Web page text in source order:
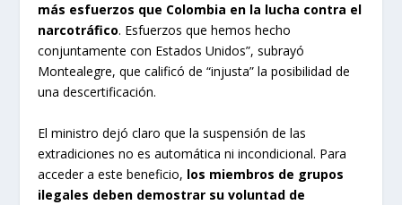
más esfuerzos que Colombia en la lucha contra el
narcotráfico. Esfuerzos que hemos hecho
conjuntamente con Estados Unidos”, subrayó
Montealegre, que calificó de “injusta” la posibilidad de
una descertificación.
El ministro dejó claro que la suspensión de las
extradiciones no es automática ni incondicional. Para
acceder a este beneficio, los miembros de grupos
ilegales deben demostrar su voluntad de